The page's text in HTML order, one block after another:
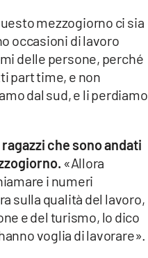
mezzogiorno ci sia
occasioni di lavoro
delle persone, perché
part time, e non
dal sud, e li perdiamo
che sono andati
«Allora
i numeri
sulla qualità del lavoro,
e del turismo, lo dico
voglia di lavorare».